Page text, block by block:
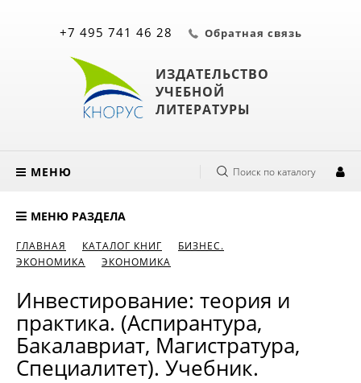
ИЗДАТЕЛЬСТВО
УЧЕБНОЙ
ЛИТЕРАТУРЫ
+7 495 741 46 28 Обратная связь
МЕНЮ Поиск по каталогу
МЕНЮ РАЗДЕЛА
ГЛАВНАЯ КАТАЛОГ КНИГ
БИЗНЕС.
ЭКОНОМИКА
ЭКОНОМИКА
Инвестирование: теория и
практика. (Аспирантура,
Бакалавриат, Магистратура,
Специалитет). Учебник.